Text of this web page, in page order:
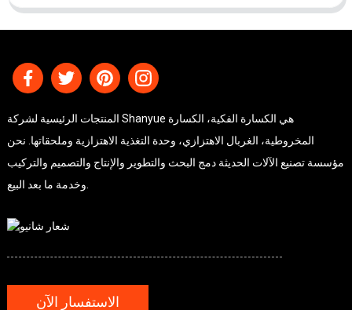
المنتجات الرئيسية لشركة Shanyue هي الكسارة الفكية، الكسارة
المخروطية، الغربال الاهتزازي، وحدة التغذية الاهتزازية وملحقاتها. نحن
مؤسسة تصنيع الآلات الحديثة دمج البحث والتطوير والإنتاج والتصميم والتركيب
الاستفسار الآن